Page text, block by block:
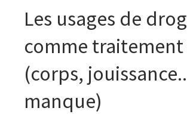
Les usages de
comme traitement
(corps,
manque)